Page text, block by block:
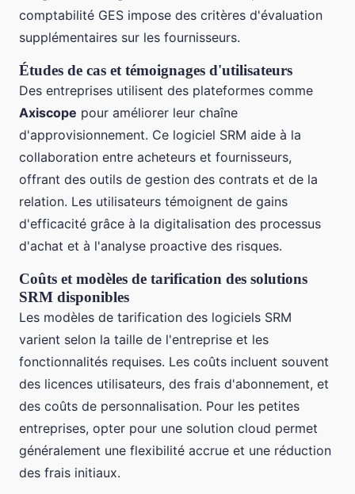
comptabilité GES impose des critères d'évaluation
supplémentaires sur les fournisseurs.
Études de cas et témoignages d'utilisateurs
Des entreprises utilisent des plateformes comme
Axiscope pour améliorer leur chaîne
d'approvisionnement. Ce logiciel SRM aide à la
collaboration entre acheteurs et fournisseurs,
offrant des outils de gestion des contrats et de la
relation. Les utilisateurs témoignent de gains
d'efficacité grâce à la digitalisation des processus
d'achat et à l'analyse proactive des risques.
Coûts et modèles de tarification des solutions
SRM disponibles
Les modèles de tarification des logiciels SRM
varient selon la taille de l'entreprise et les
fonctionnalités requises. Les coûts incluent souvent
des licences utilisateurs, des frais d'abonnement, et
des coûts de personnalisation. Pour les petites
entreprises, opter pour une solution cloud permet
généralement une flexibilité accrue et une réduction
des frais initiaux.